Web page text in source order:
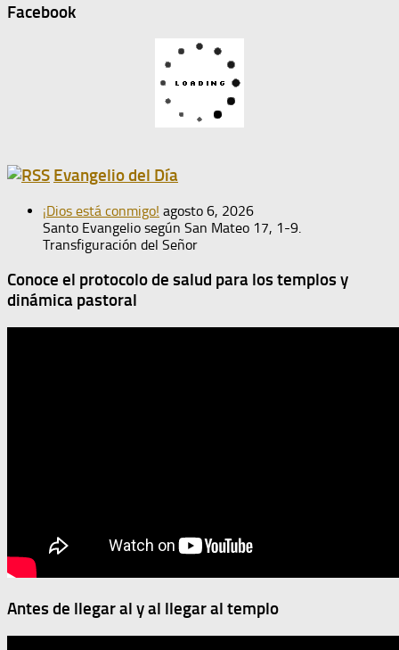
Facebook
Evangelio del Día
¡Dios está conmigo! agosto 6, 2026
Santo Evangelio según San Mateo 17, 1-9.
Transfiguración del Señor
Conoce el protocolo de salud para los templos y
dinámica pastoral
Antes de llegar al y al llegar al templo